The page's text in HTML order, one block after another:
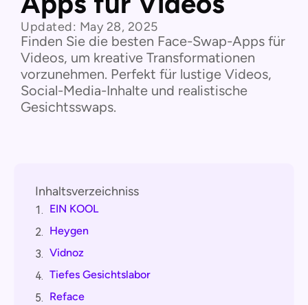
Updated: May 28, 2025
Finden Sie die besten Face-Swap-Apps für
Videos, um kreative Transformationen
vorzunehmen. Perfekt für lustige Videos,
Social-Media-Inhalte und realistische
Gesichtsswaps.
Inhaltsverzeichniss
1. EIN KOOL
2. Heygen
3. Vidnoz
4. Tiefes Gesichtslabor
5. Reface